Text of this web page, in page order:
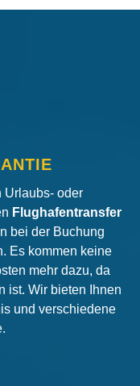
Urlaubs- oder
Flughafentransfer
bei der Buchung
Es kommen keine
mehr dazu, da
ist. Wir bieten Ihnen
und verschiedene